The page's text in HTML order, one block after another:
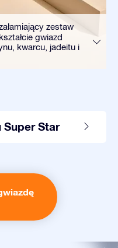
zestaw
gwiazd
kwarcu, jadeitu i
Star